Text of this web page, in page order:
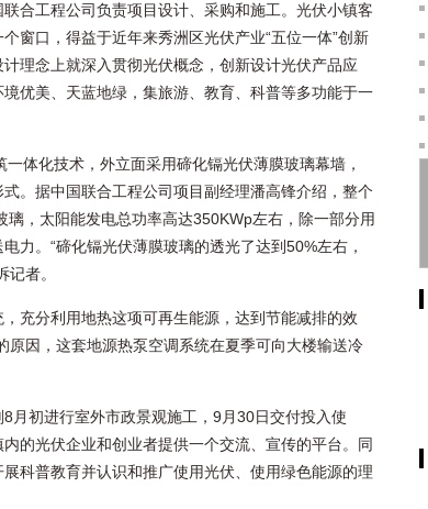
合工程公司负责项目设计、采购和施工。光伏小镇客
窗口，得益于近年来秀洲区光伏产业“五位一体”创新
理念上就深入贯彻光伏概念，创新设计光伏产品应
优美、天蓝地绿，集旅游、教育、科普等多功能于一
体化技术，外立面采用碲化镉光伏薄膜玻璃幕墙，
。据中国联合工程公司项目副经理潘高锋介绍，整个
，太阳能发电总功率高达350KWp左右，除一部分用
力。“碲化镉光伏薄膜玻璃的透光了达到50%左右，
者。
充分利用地热这项可再生能源，达到节能减排的效
原因，这套地源热泵空调系统在夏季可向大楼输送冷
月初进行室外市政景观施工，9月30日交付投入使
的光伏企业和创业者提供一个交流、宣传的平台。同
科普教育并认识和推广使用光伏、使用绿色能源的理